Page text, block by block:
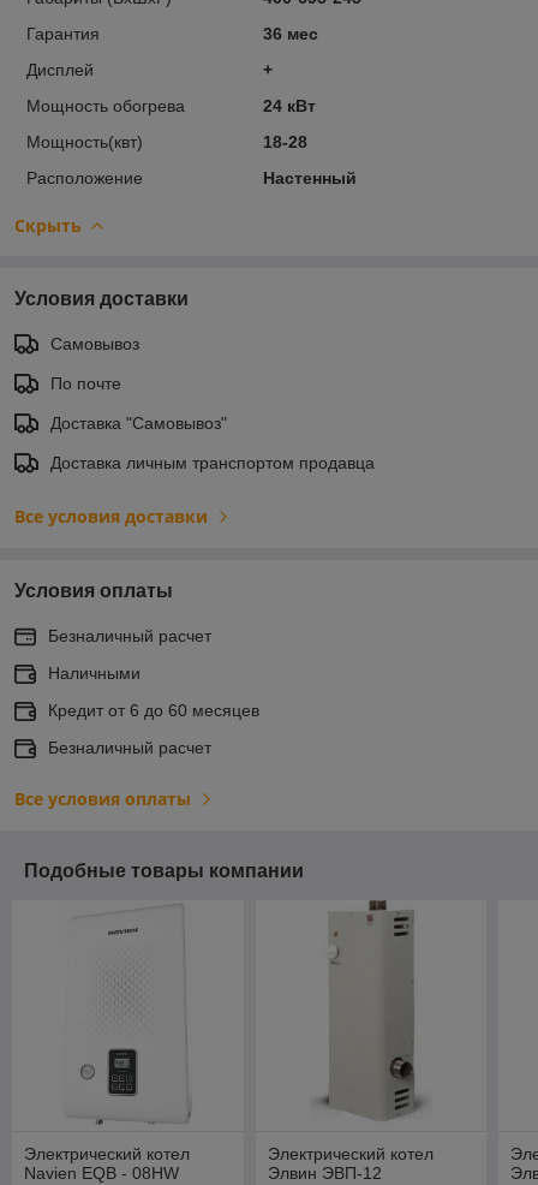
Гарантия
36 мес
Дисплей
+
Мощность обогрева
24 кВт
Мощность(квт)
18-28
Расположение
Настенный
Скрыть
Условия доставки
Самовывоз
По почте
Доставка "Самовывоз"
Доставка личным транспортом продавца
Все условия доставки
Условия оплаты
Безналичный расчет
Наличными
Кредит от 6 до 60 месяцев
Безналичный расчет
Все условия оплаты
Подобные товары компании
Электрический котел
Navien EQB - 08HW
Электрический котел
Элвин ЭВП-12